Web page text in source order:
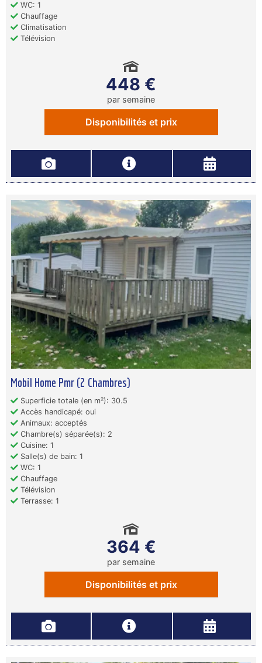
WC: 1
Chauffage
Climatisation
Télévision
448 €
par semaine
Disponibilités et prix
Mobil Home Pmr (2 Chambres)
Superficie totale (en m²): 30.5
Accès handicapé: oui
Animaux: acceptés
Chambre(s) séparée(s): 2
Cuisine: 1
Salle(s) de bain: 1
WC: 1
Chauffage
Télévision
Terrasse: 1
364 €
par semaine
Disponibilités et prix